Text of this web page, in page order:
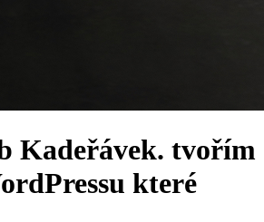
Kadeřávek. tvořím
které